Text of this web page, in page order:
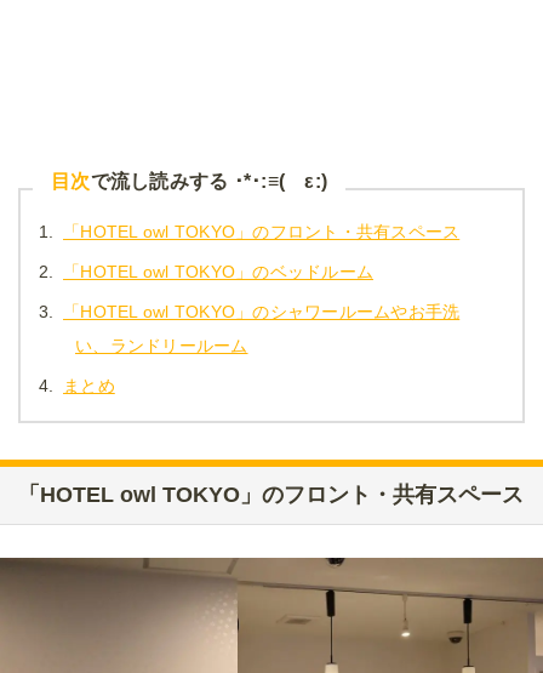
目次で流し読みする ･*･:≡( ε:)
1. 「HOTEL owl TOKYO」のフロント・共有スペース
2. 「HOTEL owl TOKYO」のベッドルーム
3.
「HOTEL owl TOKYO」のシャワールームやお手洗
い、ランドリールーム
4. まとめ
「HOTEL owl TOKYO」のフロント・共有スペース